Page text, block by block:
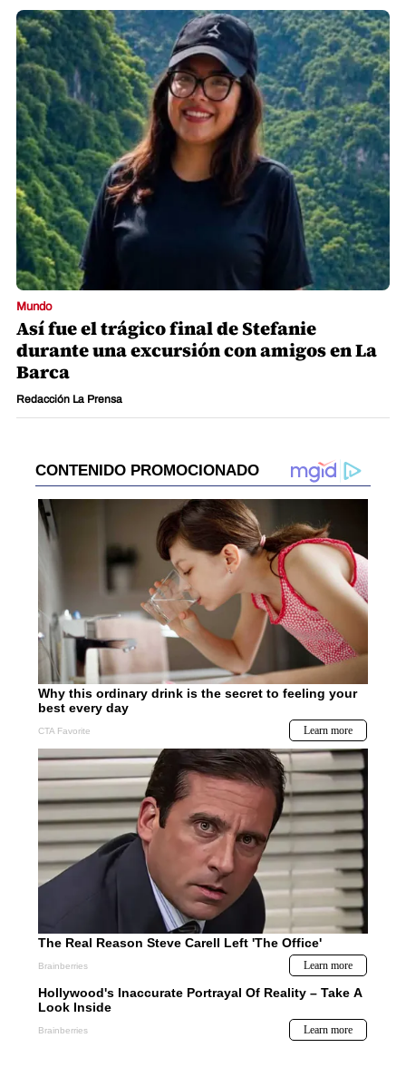
Mundo
Así fue el trágico final de Stefanie
durante una excursión con amigos en La
Barca
Redacción La Prensa